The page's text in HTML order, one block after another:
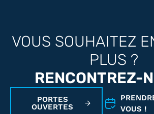
VOUS SOUHAITEZ
PLUS ?
RENCONTREZ-
PORTES
OUVERTES
VOUS !